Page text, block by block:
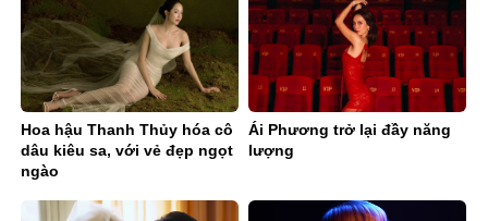
Hoa hậu Thanh Thủy hóa cô
dâu kiêu sa, với vẻ đẹp ngọt
ngào
Ái Phương trở lại đầy năng
lượng